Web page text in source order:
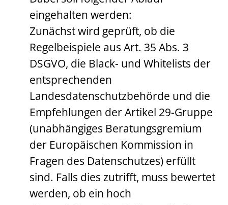
eingehalten werden:
Zunächst wird geprüft, ob die
Regelbeispiele aus Art. 35 Abs. 3
DSGVO, die Black- und Whitelists der
entsprechenden
Landesdatenschutzbehörde und die
Empfehlungen der Artikel 29-Gruppe
(unabhängiges Beratungsgremium
der Europäischen Kommission in
Fragen des Datenschutzes) erfüllt
sind. Falls dies zutrifft, muss bewertet
werden, ob ein hoch